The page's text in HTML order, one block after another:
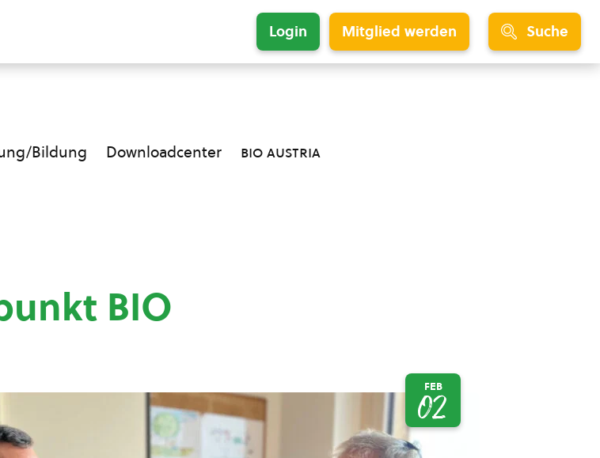
Login Mitglied werden Suche
Bildung Downloadcenter bio austria
BIO
FEB
02